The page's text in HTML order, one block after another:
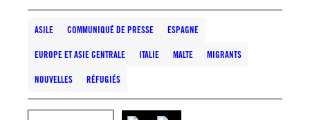
ASILE COMMUNIQUÉ DE PRESSE ESPAGNE
EUROPE ET ASIE CENTRALE ITALIE MALTE MIGRANTS
NOUVELLES RÉFUGIÉS